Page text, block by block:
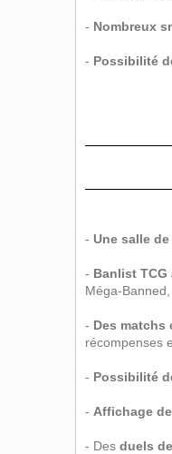
- Nombreux
- Possibilité
- Une salle
- Banlist TCG
Méga-
- Des matchs
récompenses
- Possibilité
- Affichage
- Des duels